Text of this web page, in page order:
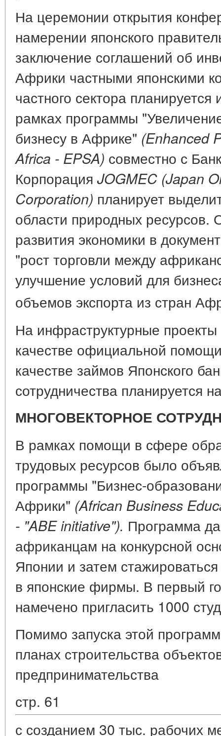
На церемонии открытия
намерении японского
заключение соглашений об
Африки частными японскими
частного сектора
рамках программы
бизнесу в Африке" (Enhanced
Africa - EPSA) совместно с
Корпорация JOGMEC (Japan
Corporation) планирует
области природных
развития экономики в
"рост торговли между
улучшение условий для
объемов экспорта из стран
На инфраструктурные
качестве официальной
качестве займов Японского
сотрудничества планируется
МНОГОВЕКТОРНОЕ
В рамках помощи в сфере
трудовых ресурсов было
программы "Бизнес-
Африки" (African Business
- "ABE initiative"). Программа
африканцам на конкурсной
Японии и затем
в японские фирмы. В первый
намечено пригласить 1000
Помимо запуска этой
планах строительства
предпринимательства
стр. 61
с созданием 30 тыс. рабочих